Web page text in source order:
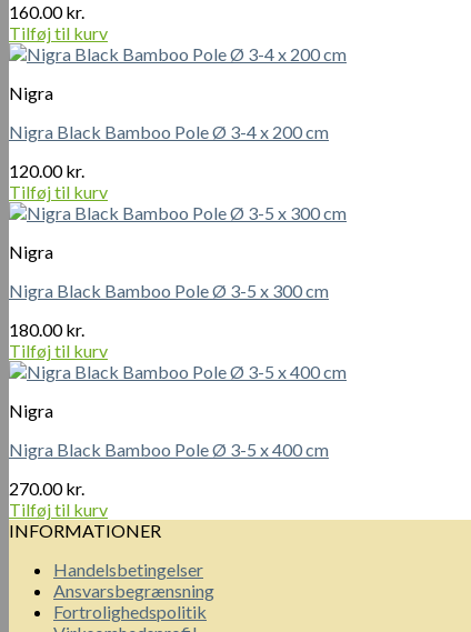
160.00kr.
Tilføj til kurv
Nigra
Nigra Black Bamboo Pole Ø 3-4 x 200 cm
120.00kr.
Tilføj til kurv
Nigra
Nigra Black Bamboo Pole Ø 3-5 x 300 cm
180.00kr.
Tilføj til kurv
Nigra
Nigra Black Bamboo Pole Ø 3-5 x 400 cm
270.00kr.
Tilføj til kurv
INFORMATIONER
Handelsbetingelser
Ansvarsbegrænsning
Fortrolighedspolitik